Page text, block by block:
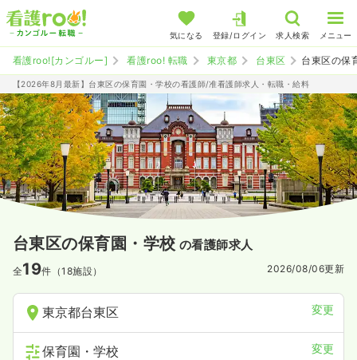
気になる 登録/ログイン 求人検索 メニュー
看護roo![カンゴルー] 看護roo! 転職 東京都 台東区 台東区の保
【2026年8月最新】台東区の保育園・学校の看護師/准看護師求人・転職・給料
台東区の保育園・学校 の看護師求人
全19件（18施設） 2026/08/06更新
東京都台東区 変更
保育園・学校 変更